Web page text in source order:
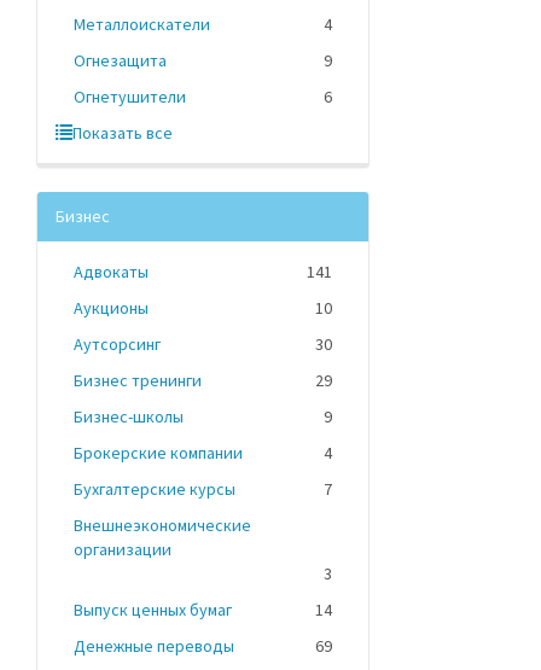
Металлоискатели
4
Огнезащита
9
Огнетушители
6
Показать все
Бизнес
Адвокаты
141
Аукционы
10
Аутсорсинг
30
Бизнес тренинги
29
Бизнес-школы
9
Брокерские компании
4
Бухгалтерские курсы
7
Внешнеэкономические
организации
3
Выпуск ценных бумаг
14
Денежные переводы
69